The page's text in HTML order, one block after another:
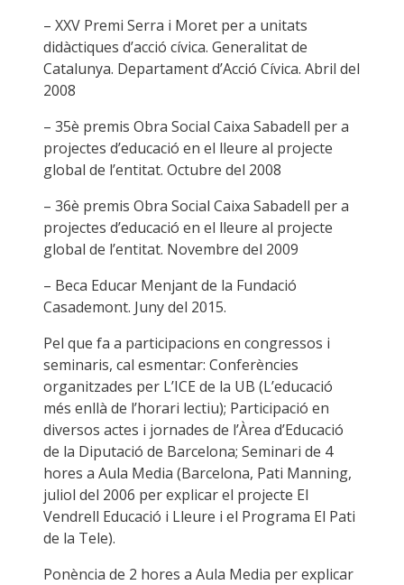
– XXV Premi Serra i Moret per a unitats
didàctiques d’acció cívica. Generalitat de
Catalunya. Departament d’Acció Cívica. Abril del
2008
– 35è premis Obra Social Caixa Sabadell per a
projectes d’educació en el lleure al projecte
global de l’entitat. Octubre del 2008
– 36è premis Obra Social Caixa Sabadell per a
projectes d’educació en el lleure al projecte
global de l’entitat. Novembre del 2009
– Beca Educar Menjant de la Fundació
Casademont. Juny del 2015.
Pel que fa a participacions en congressos i
seminaris, cal esmentar: Conferències
organitzades per L’ICE de la UB (L’educació
més enllà de l’horari lectiu); Participació en
diversos actes i jornades de l’Àrea d’Educació
de la Diputació de Barcelona; Seminari de 4
hores a Aula Media (Barcelona, Pati Manning,
juliol del 2006 per explicar el projecte El
Vendrell Educació i Lleure i el Programa El Pati
de la Tele).
Ponència de 2 hores a Aula Media per explicar